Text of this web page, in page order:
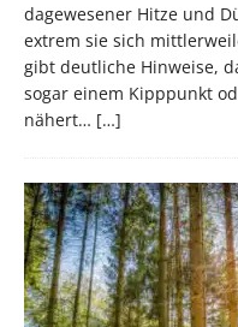
dagewesener Hitze und
extrem sie sich
gibt deutliche Hinweise,
sogar einem Kipppunkt
nähert… […]